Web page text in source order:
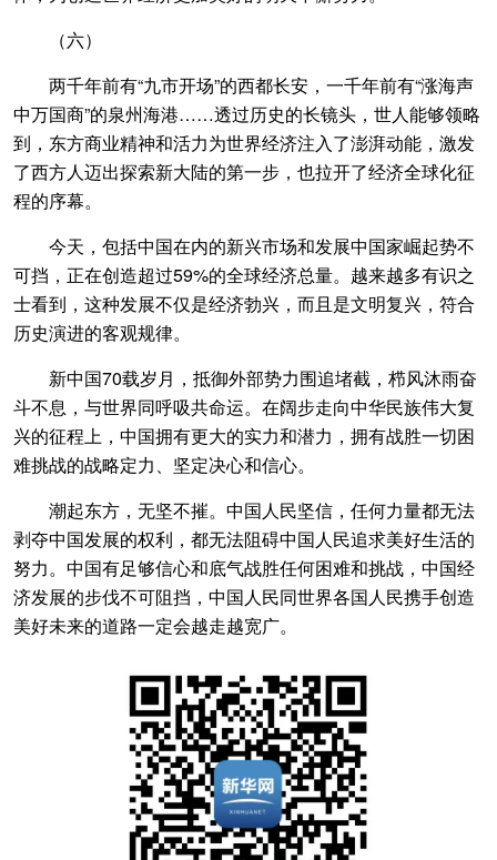
（六）
两千年前有“九市开场”的西都长安，一千年前有“涨海声
中万国商”的泉州海港……透过历史的长镜头，世人能够领略
到，东方商业精神和活力为世界经济注入了澎湃动能，激发
了西方人迈出探索新大陆的第一步，也拉开了经济全球化征
程的序幕。
今天，包括中国在内的新兴市场和发展中国家崛起势不
可挡，正在创造超过59%的全球经济总量。越来越多有识之
士看到，这种发展不仅是经济勃兴，而且是文明复兴，符合
历史演进的客观规律。
新中国70载岁月，抵御外部势力围追堵截，栉风沐雨奋
斗不息，与世界同呼吸共命运。在阔步走向中华民族伟大复
兴的征程上，中国拥有更大的实力和潜力，拥有战胜一切困
难挑战的战略定力、坚定决心和信心。
潮起东方，无坚不摧。中国人民坚信，任何力量都无法
剥夺中国发展的权利，都无法阻碍中国人民追求美好生活的
努力。中国有足够信心和底气战胜任何困难和挑战，中国经
济发展的步伐不可阻挡，中国人民同世界各国人民携手创造
美好未来的道路一定会越走越宽广。